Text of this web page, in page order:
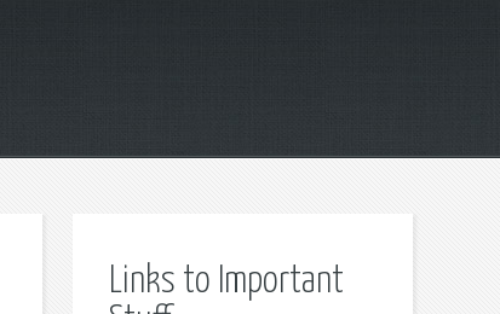
Links to Important